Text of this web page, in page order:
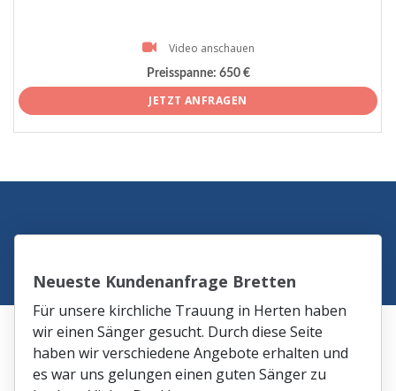
Video anschauen
Preisspanne: 650 €
JETZT ANFRAGEN
Neueste Kundenanfrage Bretten
Für unsere kirchliche Trauung in Herten haben
wir einen Sänger gesucht. Durch diese Seite
haben wir verschiedene Angebote erhalten und
es war uns gelungen einen guten Sänger zu